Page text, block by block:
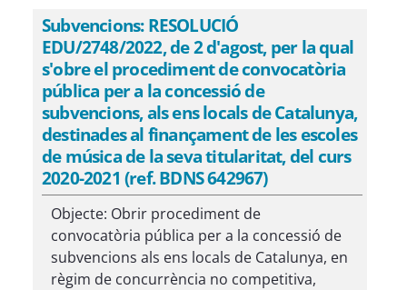
Subvencions: RESOLUCIÓ
EDU/2748/2022, de 2 d'agost, per la qual
s'obre el procediment de convocatòria
pública per a la concessió de
subvencions, als ens locals de Catalunya,
destinades al finançament de les escoles
de música de la seva titularitat, del curs
2020-2021 (ref. BDNS 642967)
Objecte: Obrir procediment de
convocatòria pública per a la concessió de
subvencions als ens locals de Catalunya, en
règim de concurrència no competitiva,